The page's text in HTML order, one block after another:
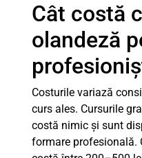
Cât costă
olandeză
Costurile variază
curs ales. Cursurile
costă nimic și sunt
formare profesională.